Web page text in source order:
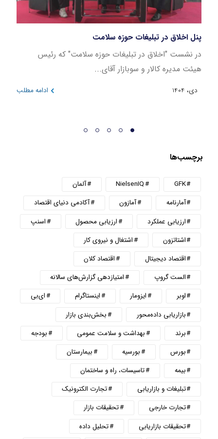
پنل اخلاق در تبلیغات حوزه سلامت
در نشست "اخلاق در تبلیغات حوزه سلامت" که رئیس
هیئت مدیره کالار و سوبازار آقای...
دی، 1404 ادامه مطلب
برچسب‌ها
GFK
NielsenIQ
آلمان
آمارنامه
آمازون
آکادمی دنیای اقتصاد
ارزیابی عملکرد
ارزیابی محصول
اسنپ
اشتاتزون
اشتغال و نیروی کار
اقتصاد دیجیتال
اقتصاد کلان
الست گروپ
امتیازدهی گزارش‌های سالانه
اوبر
ایزومار اینستاگرام
ای‌بی
بازاریابی داده‌محور
بخش‌بندی بازار
برند
بهداشت و سلامت عمومی
بودجه
بورس
بورسیه
بیمارستان
بیمه
تاسیسات، راه و ساختمان
تبلیغات و بازاریابی
تجارت الکترونیک
تجارت خارجی
تحقیقات بازار
تحقیقات بازاریابی
تحلیل داده